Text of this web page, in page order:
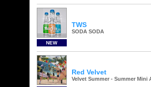
NEW
TWS
SODA SODA
Red Velvet
Velvet Summer - Summer Mini